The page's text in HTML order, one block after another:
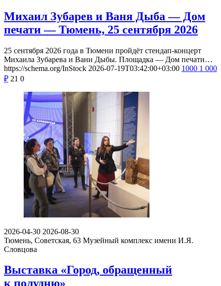
Михаил Зубарев и Ваня Дыба — Дом
печати — Тюмень, 25 сентября 2026
25 сентября 2026 года в Тюмени пройдёт стендап-концерт
Михаила Зубарева и Вани Дыбы. Площадка — Дом печати…
https://schema.org/InStock 2026-07-19T03:42:00+03:00 1000 1 000
₽ 21 0
2026-04-30 2026-08-30
Тюмень, Советская, 63 Музейный комплекс имени И.Я.
Словцова
Выставка «Город, обращенный
к полудню»